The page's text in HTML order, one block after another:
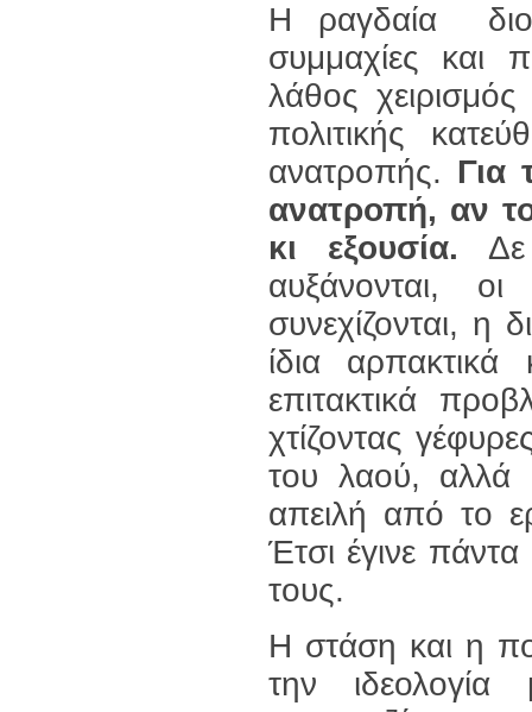
Η ραγδαία
συμμαχίες και
λάθος
πολιτικής
ανατροπής. Για
ανατροπή, αν
κι εξουσία. Δε
αυξάνονται,
συνεχίζονται, η
ίδια
επιτακτικά
χτίζοντας
του λαού, αλλά
απειλή από το
Έτσι έγινε
τους.
Η στάση και η
την ιδεολογία